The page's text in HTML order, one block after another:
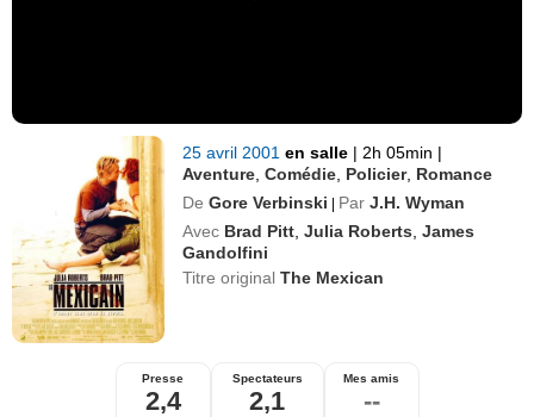
25 avril 2001en salle | 2h 05min |
Aventure ,Comédie Policier, Romance
De Gore Verbinski | Par J.H. Wyman
Avec Brad Pitt ,Julia Roberts ,James
Gandolfini
Titre originalThe Mexican
Presse
2,4
Spectateurs
2,1
Mes amis
--